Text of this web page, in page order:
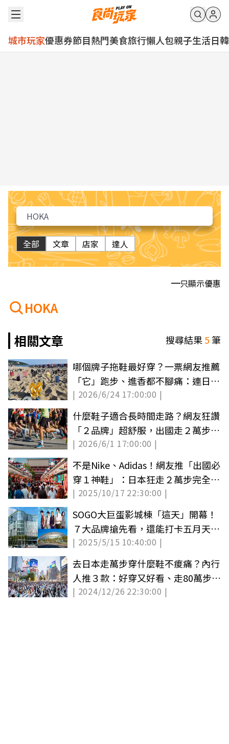
城市玩家優惠券節目熱門美食旅行懶人包親子生活日韓
全部 文章 店家 達人
只顯示優惠
HOKA
相關文章
搜尋結果5筆
哪個牌子拖鞋最好穿？一票網友推薦
「它」跑步、進香都不腳痛：連日本
人也愛
| 2026/6/24 17:00:00 |
什麼鞋子適合長時間走路？網友狂讚
「２品牌」超舒服，出國走２萬步也
不腳痛
| 2026/6/1 17:00:00 |
不是Nike、Adidas！網友推「出國必
穿１神鞋」：日本狂走２萬步完全不
腳痛
| 2025/10/17 22:30:00 |
SOGO大巨蛋影城棟「這天」開幕！
７大品牌搶先看，還能打卡五月天特
展
| 2025/5/15 10:40:00 |
去日本走萬步穿什麼鞋不痠痛？內行
人推３款：好穿又好看、走80萬步沒
問題
| 2024/12/26 22:30:00 |